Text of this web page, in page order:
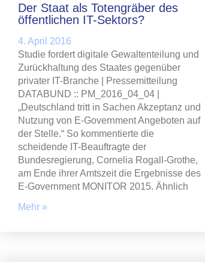
Der Staat als Totengräber des
öffentlichen IT-Sektors?
4. April 2016
Studie fordert digitale Gewaltenteilung und
Zurückhaltung des Staates gegenüber
privater IT-Branche | Pressemitteilung
DATABUND :: PM_2016_04_04 |
„Deutschland tritt in Sachen Akzeptanz und
Nutzung von E-Government Angeboten auf
der Stelle.“ So kommentierte die
scheidende IT-Beauftragte der
Bundesregierung, Cornelia Rogall-Grothe,
am Ende ihrer Amtszeit die Ergebnisse des
E-Government MONITOR 2015. Ähnlich
Mehr »